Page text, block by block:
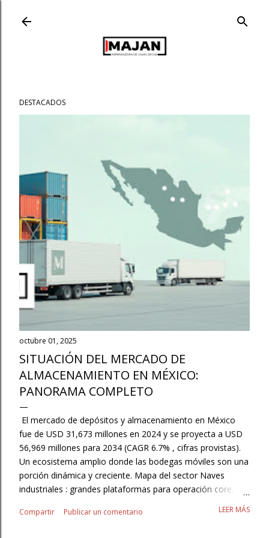
DESTACADOS
octubre 01, 2025
SITUACIÓN DEL MERCADO DE
ALMACENAMIENTO EN MÉXICO:
PANORAMA COMPLETO
El mercado de depósitos y almacenamiento en México
fue de USD 31,673 millones en 2024 y se proyecta a USD
56,969 millones para 2034 (CAGR 6.7% , cifras provistas).
Un ecosistema amplio donde las bodegas móviles son una
porción dinámica y creciente. Mapa del sector Naves
industriales : grandes plataformas para operación core.
flexibilidad. Autoalmacenaje/minibodegas : resguardo para
Compartir Publicar un comentario LEER MÁS